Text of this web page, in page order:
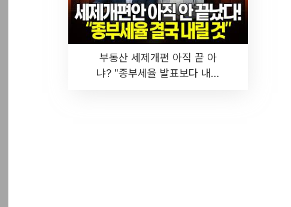
부동산 세제개편 아직 끝 아
냐? "종부세율 발표보다 내릴